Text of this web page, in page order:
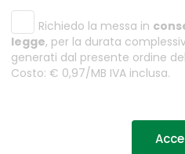
Richiedo la messa in
legge, per la durata
generati dal presente ordine
Costo: € 0,97/MB IVA inclusa.